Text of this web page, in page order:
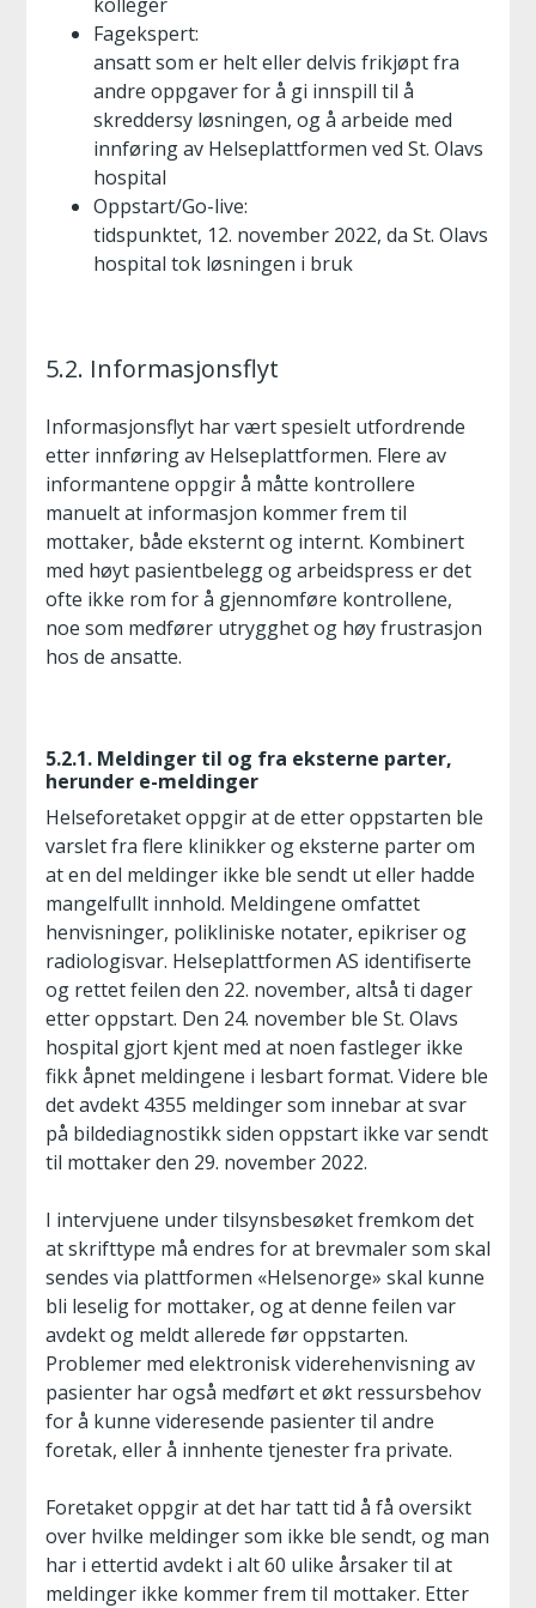
Fagekspert:
ansatt som er helt eller delvis frikjøpt fra
andre oppgaver for å gi innspill til å
skreddersy løsningen, og å arbeide med
innføring av Helseplattformen ved St. Olavs
hospital
Oppstart/Go-live:
tidspunktet, 12. november 2022, da St. Olavs
hospital tok løsningen i bruk
5.2. Informasjonsflyt
Informasjonsflyt har vært spesielt utfordrende
etter innføring av Helseplattformen. Flere av
informantene oppgir å måtte kontrollere
manuelt at informasjon kommer frem til
mottaker, både eksternt og internt. Kombinert
med høyt pasientbelegg og arbeidspress er det
ofte ikke rom for å gjennomføre kontrollene,
noe som medfører utrygghet og høy frustrasjon
hos de ansatte.
5.2.1. Meldinger til og fra eksterne parter,
herunder e-meldinger
Helseforetaket oppgir at de etter oppstarten ble
varslet fra flere klinikker og eksterne parter om
at en del meldinger ikke ble sendt ut eller hadde
mangelfullt innhold. Meldingene omfattet
henvisninger, polikliniske notater, epikriser og
radiologisvar. Helseplattformen AS identifiserte
og rettet feilen den 22. november, altså ti dager
etter oppstart. Den 24. november ble St. Olavs
hospital gjort kjent med at noen fastleger ikke
fikk åpnet meldingene i lesbart format. Videre ble
det avdekt 4355 meldinger som innebar at svar
på bildediagnostikk siden oppstart ikke var sendt
til mottaker den 29. november 2022.
I intervjuene under tilsynsbesøket fremkom det
at skrifttype må endres for at brevmaler som skal
sendes via plattformen «Helsenorge» skal kunne
bli leselig for mottaker, og at denne feilen var
avdekt og meldt allerede før oppstarten.
Problemer med elektronisk viderehenvisning av
pasienter har også medført et økt ressursbehov
for å kunne videresende pasienter til andre
foretak, eller å innhente tjenester fra private.
Foretaket oppgir at det har tatt tid å få oversikt
over hvilke meldinger som ikke ble sendt, og man
har i ettertid avdekt i alt 60 ulike årsaker til at
meldinger ikke kommer frem til mottaker. Etter